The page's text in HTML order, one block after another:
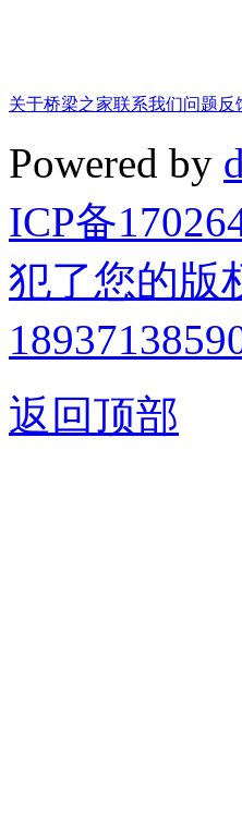
关于桥梁之家联系我们问题反
Powered by
ICP备
犯了您的版
返回顶部